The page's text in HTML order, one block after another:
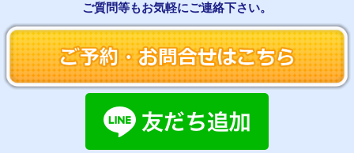
ご質問等もお気軽にご連絡下さい。